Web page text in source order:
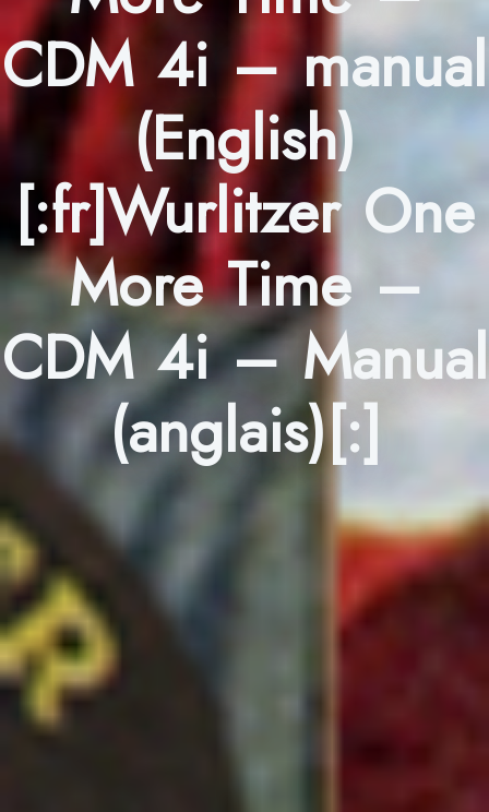
CDM 4i – manual
(English)
[:fr]Wurlitzer One
More Time –
CDM 4i – Manual
(anglais)[:]